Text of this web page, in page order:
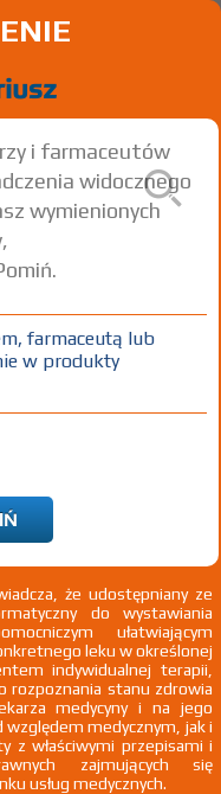
1 tuba 15
ATC
i farmaceutów
widocznego
wymienionych
farmaceutą lub
w produkty
że udostępniany ze
do wystawiania
ułatwiającym
leku w określonej
indywidualnej terapii,
rozpoznania stanu zdrowia
medycyny i na jego
względem medycznym, jak i
z właściwymi przepisami i
zajmujących się
usług medycznych.